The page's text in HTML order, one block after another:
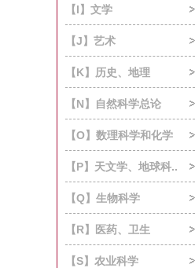
【I】文学
【J】艺术
【K】历史、地理
【N】自然科学总论
【O】数理科学和化学
【P】天文学、地球科..
【Q】生物科学
【R】医药、卫生
【S】农业科学